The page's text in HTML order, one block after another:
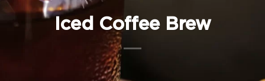
Iced Coffee Brew